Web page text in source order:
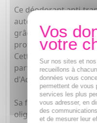
Ce déodorant anti-
automatiquement
grâce à des micro-
protection longue
Cette technologie est
parfum de menthe
d'Aquapower.
Sa formule est
oligo-éléments :
Sur nos sites et
recueillons à
données vous
permettent de vous
services les plus
vous adresser, en
des
et de mesurer leur